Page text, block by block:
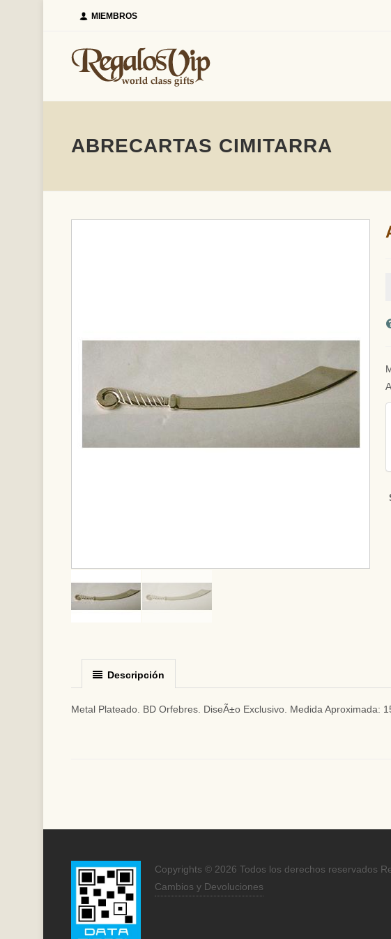
MIEMBROS
ABRECARTAS CIMITARRA
Descripción
Metal Plateado. BD Orfebres. DiseÃ±o Exclusivo. Medida Aproximada:
Copyrights © 2026 Todos los derechos reservados
Cambios y Devoluciones